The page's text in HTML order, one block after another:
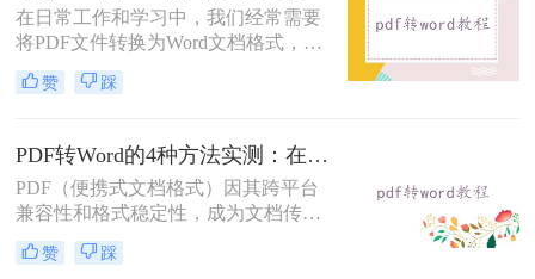
刚需。
在日常工作和学习中，我们经常需要
将PDF文件转换为Word文档格式，以
便进行编辑和修改。那么电脑pdf怎么
转word文档格式免费呢？本文将介绍
现PDF到Word的转换。
赞 踩
PDF转Word的4种方法实测：在线工具、Word、Adobe与开源软件对比！！
PDF（便携式文档格式）因其跨平台
兼容性和格式稳定性，成为文档传输
的首选格式。然而，当我们需要编辑
文档内容时，将其转换为Word格式
赞 踩